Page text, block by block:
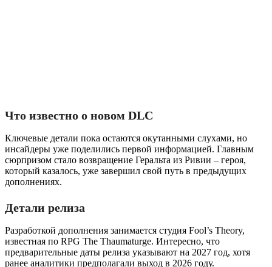
Что известно о новом DLC
Ключевые детали пока остаются окутанными слухами, но
инсайдеры уже поделились первой информацией. Главным
сюрпризом стало возвращение Геральта из Ривии – героя,
который казалось, уже завершил свой путь в предыдущих
дополнениях.
Детали релиза
Разработкой дополнения занимается студия Fool’s Theory,
известная по RPG The Thaumaturge. Интересно, что
предварительные даты релиза указывают на 2027 год, хотя
ранее аналитики предполагали выход в 2026 году.